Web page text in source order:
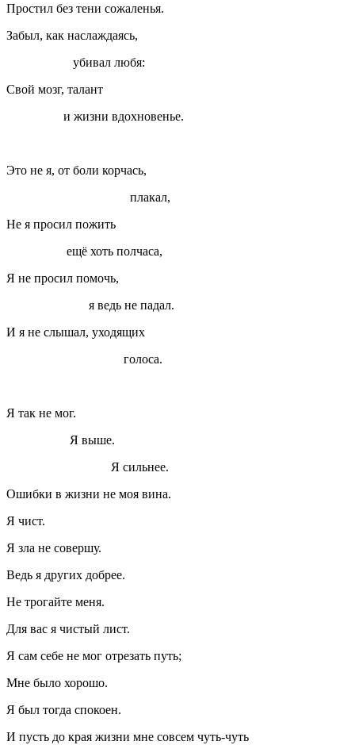
Простил без тени сожаленья.
Забыл, как наслаждаясь,
убивал любя:
Свой мозг, талант
и жизни вдохновенье.
Это не я, от боли корчась,
плакал,
Не я просил пожить
ещё хоть полчаса,
Я не просил помочь,
я ведь не падал.
И я не слышал, уходящих
голоса.
Я так не мог.
Я выше.
Я сильнее.
Ошибки в жизни не моя вина.
Я чист.
Я зла не совершу.
Ведь я других добрее.
Не трогайте меня.
Для вас я чистый лист.
Я сам себе не мог отрезать путь;
Мне было хорошо.
Я был тогда спокоен.
И пусть до края жизни мне совсем чуть-чуть